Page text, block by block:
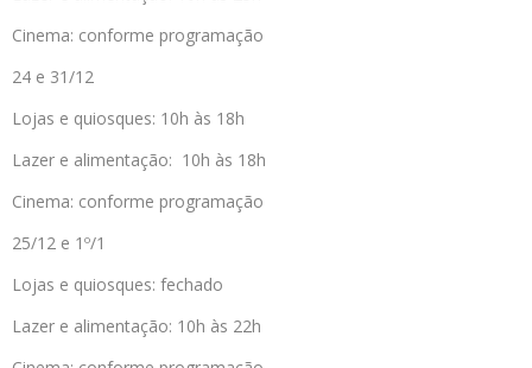
Cinema: conforme programação
24 e 31/12
Lojas e quiosques: 10h às 18h
Lazer e alimentação: 10h às 18h
Cinema: conforme programação
25/12 e 1º/1
Lojas e quiosques: fechado
Lazer e alimentação: 10h às 22h